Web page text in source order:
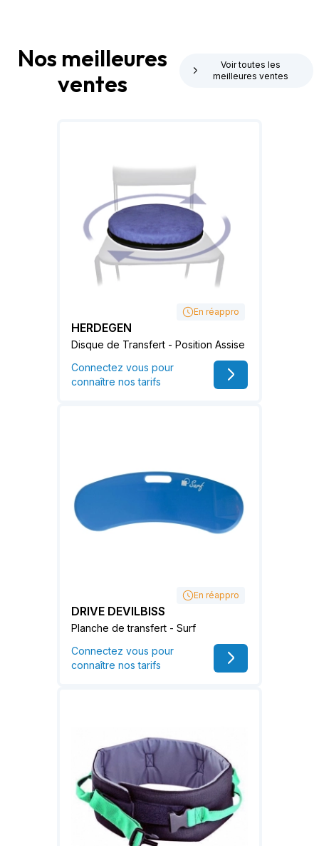
Nos meilleures
ventes
Voir toutes les
meilleures ventes
En réappro
HERDEGEN
Disque de Transfert - Position Assise
Connectez vous pour
connaître nos tarifs
En réappro
DRIVE DEVILBISS
Planche de transfert - Surf
Connectez vous pour
connaître nos tarifs